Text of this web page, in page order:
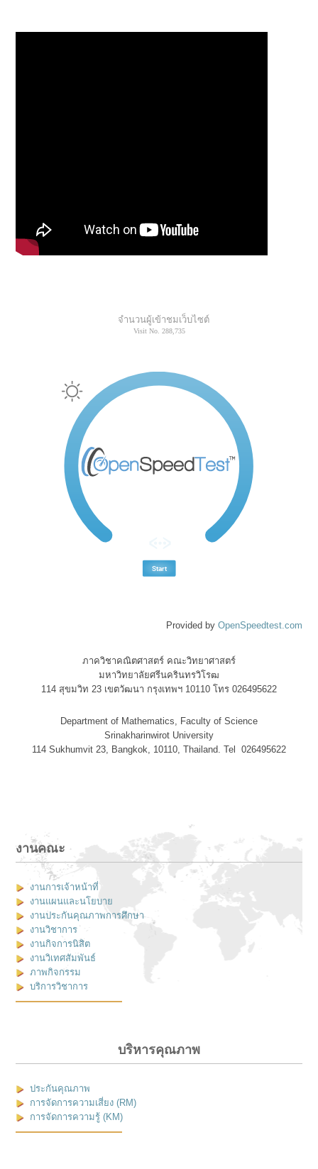
จำนวนผู้เข้าชมเว็บไซต์
Provided by OpenSpeedtest.com
ภาควิชาคณิตศาสตร์ คณะวิทยาศาสตร์
มหาวิทยาลัยศรีนครินทรวิโรฒ
114 สุขมวิท 23 เขตวัฒนา กรุงเทพฯ 10110 โทร 026495622
Department of Mathematics, Faculty of Science
Srinakharinwirot University
114 Sukhumvit 23, Bangkok, 10110, Thailand. Tel 026495622
งานคณะ
งานการเจ้าหน้าที่
งานแผนและนโยบาย
งานประกันคุณภาพการศึกษา
งานวิชาการ
งานกิจการนิสิต
งานวิเทศสัมพันธ์
ภาพกิจกรรม
บริการวิชาการ
บริหารคุณภาพ
ประกันคุณภาพ
การจัดการความเสี่ยง (RM)
การจัดการความรู้ (KM)